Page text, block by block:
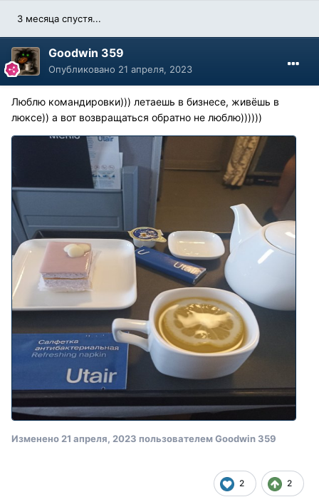
3 месяца спустя...
Goodwin 359
Опубликовано 21 апреля, 2023
Люблю командировки))) летаешь в бизнесе, живёшь в
люксе)) а вот возвращаться обратно не люблю))))))
Изменено21 апреля, 2023 пользователем Goodwin 359
2 2